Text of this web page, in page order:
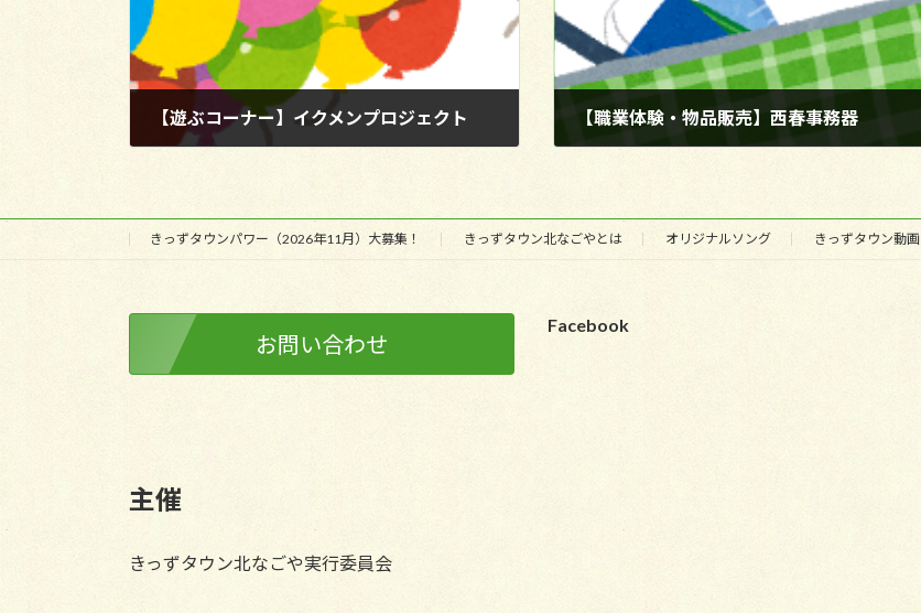
【遊ぶコーナー】イクメンプロジェクト 【職業体験・物品販売】西春事務器
きっずタウンパワー（2026年11月）大募集！ きっずタウン北なごやとは オリジナルソング きっずタウン動画
お問い合わせ
主催
きっずタウン北なごや実行委員会
Facebook